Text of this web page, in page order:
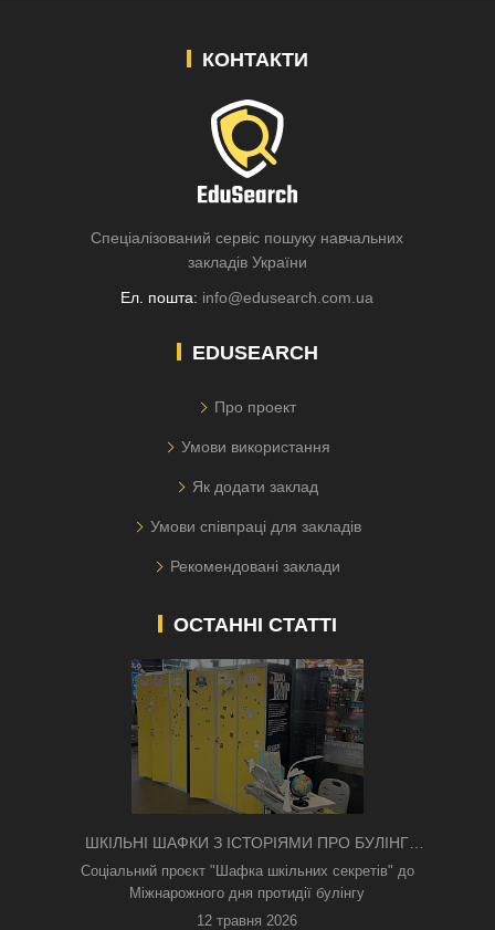
КОНТАКТИ
Спеціалізований сервіс пошуку навчальних
закладів України
Ел. пошта: info@edusearch.com.ua
EDUSEARCH
Про проект
Умови використання
Як додати заклад
Умови співпраці для закладів
Рекомендовані заклади
ОСТАННІ СТАТТІ
ШКІЛЬНІ ШАФКИ З ІСТОРІЯМИ ПРО БУЛІНГ
З'ЯВИЛИСЯ В КИЄВІ
Соціальний проєкт "Шафка шкільних секретів" до
Міжнарожного дня протидії булінгу
12 травня 2026